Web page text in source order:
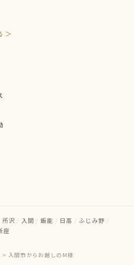
＞
所沢 / 入間 / 飯能 / 日高 / ふじみ野 /
座
> 入間市からお越しのM様